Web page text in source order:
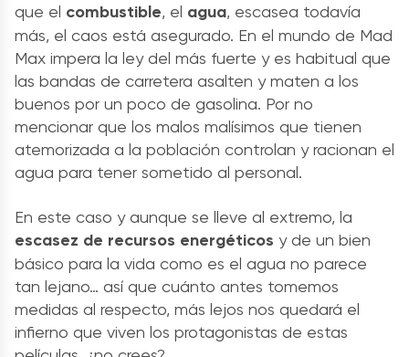
que el combustible, el agua, escasea todavía
más, el caos está asegurado. En el mundo de Mad
Max impera la ley del más fuerte y es habitual que
las bandas de carretera asalten y maten a los
buenos por un poco de gasolina. Por no
mencionar que los malos malísimos que tienen
atemorizada a la población controlan y racionan el
agua para tener sometido al personal.
En este caso y aunque se lleve al extremo, la
escasez de recursos energéticos y de un bien
básico para la vida como es el agua no parece
tan lejano… así que cuánto antes tomemos
medidas al respecto, más lejos nos quedará el
infierno que viven los protagonistas de estas